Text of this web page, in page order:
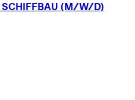
SCHIFFBAU (M/W/D)